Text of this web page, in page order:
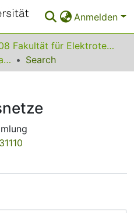
Anmelden
08 Fakultät für Elektrotechnik und Informationstechnik
Lehrstuhl für Kommunikationsnetze
Search